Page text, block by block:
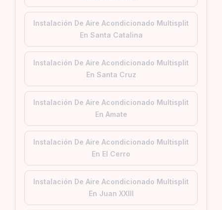
Instalación De Aire Acondicionado Multisplit
En Santa Catalina
Instalación De Aire Acondicionado Multisplit
En Santa Cruz
Instalación De Aire Acondicionado Multisplit
En Amate
Instalación De Aire Acondicionado Multisplit
En El Cerro
Instalación De Aire Acondicionado Multisplit
En Juan XXIII